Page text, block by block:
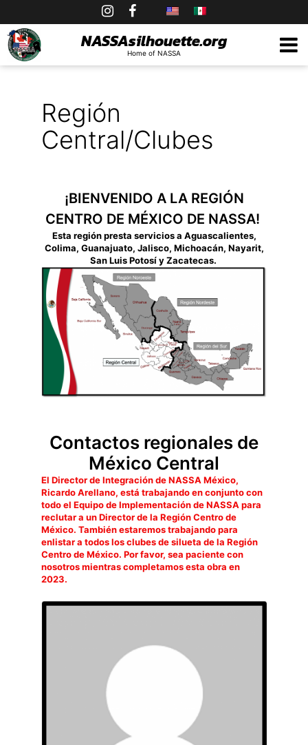
to
content
NASSAsilhouette.org
Home of NASSA
Región
Central/Clubes
¡BIENVENIDO A LA REGIÓN
CENTRO DE MÉXICO DE NASSA!
Esta región presta servicios a Aguascalientes,
Colima, Guanajuato, Jalisco, Michoacán, Nayarit,
San Luis Potosí y Zacatecas.
Contactos regionales de
México Central
El Director de Integración de NASSA México,
Ricardo Arellano, está trabajando en conjunto con
todo el Equipo de Implementación de NASSA para
reclutar a un Director de la Región Centro de
México. También estaremos trabajando para
enlistar a todos los clubes de silueta de la Región
Centro de México. Por favor, sea paciente con
nosotros mientras completamos esta obra en
2023.